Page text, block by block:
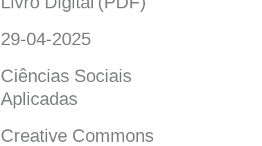
29-04-2025
Ciências Sociais
Aplicadas
Creative Commons